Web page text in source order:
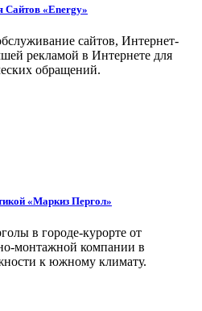
Сайтов «Energy»
сайтов, Интернет-
рекламой в Интернете для
обращений.
«Маркиз Пергол»
в городе-курорте от
монтажной компании в
к южному климату.